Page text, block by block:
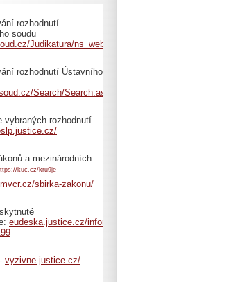
rozhodnutí
soudu
Judikatura/ns_web.nsf/WebSpreadSearch
rozhodnutí Ústavního
Search/Search.aspx
vybraných rozhodnutí
a mezinárodních
kuc.cz/kru9je
sbirka-zakonu/
eudeska.justice.cz/informace-
vyzivne.justice.cz/